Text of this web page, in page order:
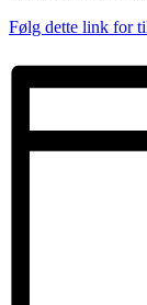
Følg dette link for